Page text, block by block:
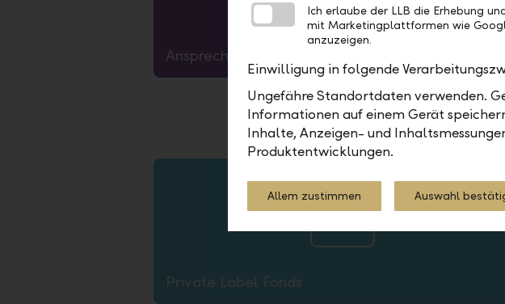
Ansprechpartner
2. 15px Kontur
Private Label Fonds
Ich erlaube der LLB die Erhebung
mit Marketingplattformen wie
anzuzeigen.
Einwilligung in folgende
Ungefähre Standortdaten verwenden.
Informationen auf einem Gerät
Inhalte, Anzeigen- und
Produktentwicklungen.
Allem zustimmen Auswahl